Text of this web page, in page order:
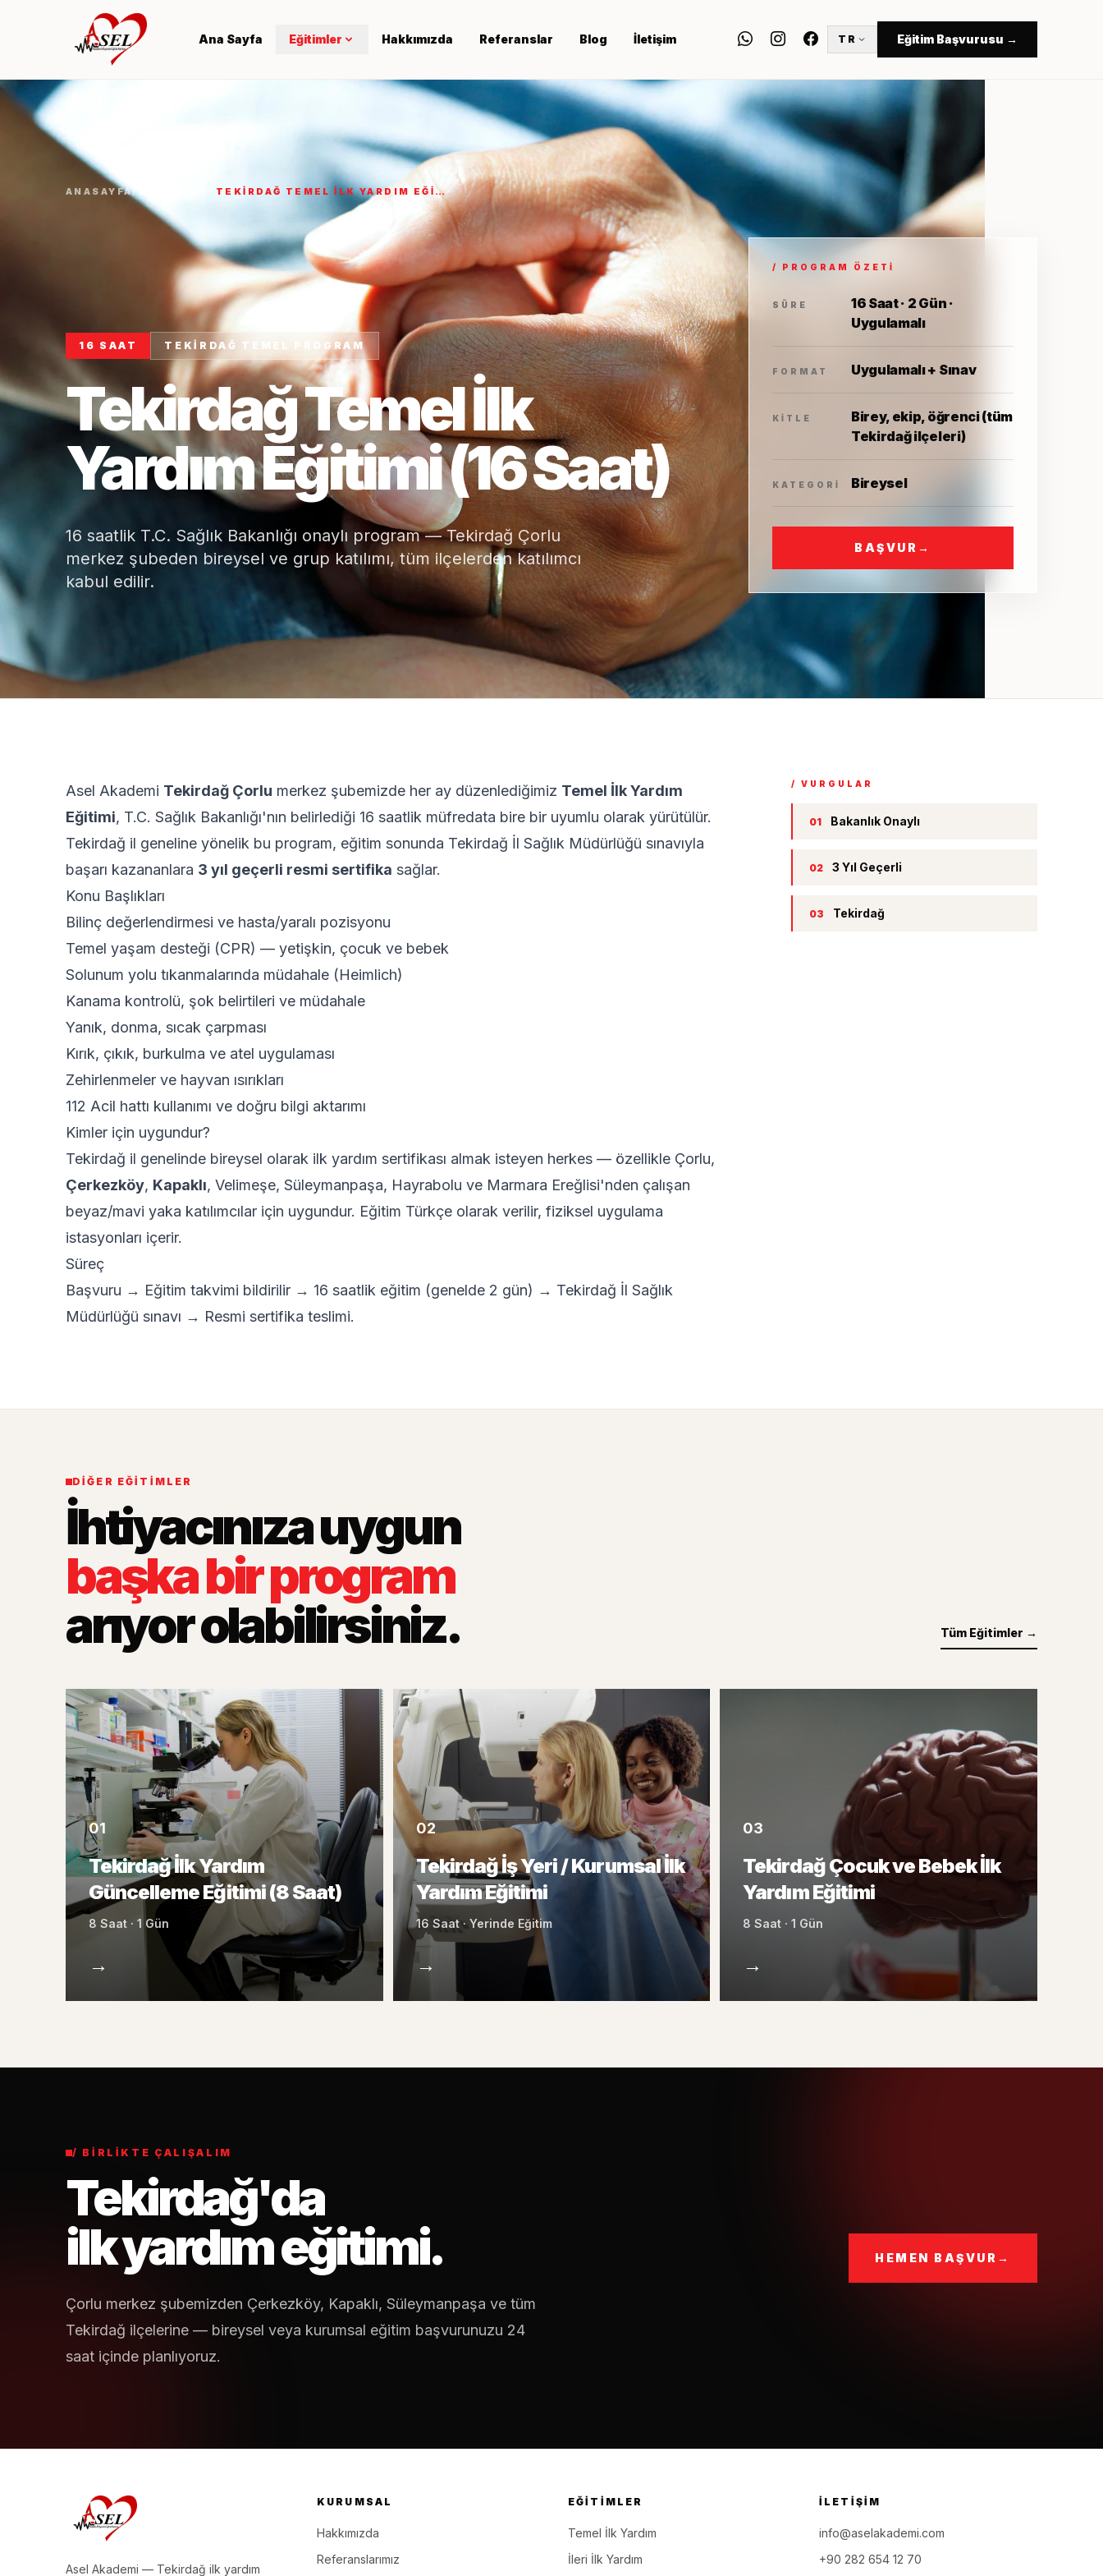
Ana Sayfa Eğitimler
İleri İlk Yardım (Güncelleme)
İş Yeri İlk Yardım →
Çocuk & Bebek İlk Yardım
Yangın Güvenliği →
AED Kullanım Eğitimi →
Hakkımızda Referanslar Blog İletişim TR Eğitim Başvurusu →
ANASAYFA/EĞITIMLER TEKIRDAĞ TEMEL İLK YARDIM EĞI…
16 SAAT TEKIRDAĞ TEMEL PROGRAM
Tekirdağ Temel İlk
Yardım Eğitimi (16 Saat)
16 saatlik T.C. Sağlık Bakanlığı onaylı program — Tekirdağ Çorlu
merkez şubeden bireysel ve grup katılımı, tüm ilçelerden katılımcı
kabul edilir.
/ PROGRAM ÖZETI
SÜRE
16 Saat · 2 Gün ·
Uygulamalı
FORMAT Uygulamalı + Sınav
KITLE
Birey, ekip, öğrenci (tüm
Tekirdağ ilçeleri)
KATEGORI Bireysel
BAŞVUR →
Asel Akademi Tekirdağ Çorlu merkez şubemizde her ay düzenlediğimiz Temel İlk Yardım
Eğitimi, T.C. Sağlık Bakanlığı'nın belirlediği 16 saatlik müfredata bire bir uyumlu olarak yürütülür.
Tekirdağ il geneline yönelik bu program, eğitim sonunda Tekirdağ İl Sağlık Müdürlüğü sınavıyla
başarı kazananlara 3 yıl geçerli resmi sertifika sağlar.
Konu Başlıkları
Bilinç değerlendirmesi ve hasta/yaralı pozisyonu
Temel yaşam desteği (CPR) — yetişkin, çocuk ve bebek
Solunum yolu tıkanmalarında müdahale (Heimlich)
Kanama kontrolü, şok belirtileri ve müdahale
Yanık, donma, sıcak çarpması
Kırık, çıkık, burkulma ve atel uygulaması
Zehirlenmeler ve hayvan ısırıkları
112 Acil hattı kullanımı ve doğru bilgi aktarımı
Kimler için uygundur?
Tekirdağ il genelinde bireysel olarak ilk yardım sertifikası almak isteyen herkes — özellikle Çorlu,
Çerkezköy, Kapaklı, Velimeşe, Süleymanpaşa, Hayrabolu ve Marmara Ereğlisi'nden çalışan
beyaz/mavi yaka katılımcılar için uygundur. Eğitim Türkçe olarak verilir, fiziksel uygulama
istasyonları içerir.
Süreç
Başvuru → Eğitim takvimi bildirilir → 16 saatlik eğitim (genelde 2 gün) → Tekirdağ İl Sağlık
Müdürlüğü sınavı → Resmi sertifika teslimi.
/ VURGULAR
01 Bakanlık Onaylı
02 3 Yıl Geçerli
03 Tekirdağ
DIĞER EĞITIMLER
İhtiyacınıza uygun
başka bir program
arıyor olabilirsiniz.
Tüm Eğitimler →
01
Tekirdağ İlk Yardım
Güncelleme Eğitimi (8 Saat)
8 Saat · 1 Gün
→
02
Tekirdağ İş Yeri / Kurumsal İlk
Yardım Eğitimi
16 Saat · Yerinde Eğitim
→
03
Tekirdağ Çocuk ve Bebek İlk
Yardım Eğitimi
8 Saat · 1 Gün
→
/ BIRLIKTE ÇALIŞALIM
Tekirdağ'da
ilk yardım eğitimi.
Çorlu merkez şubemizden Çerkezköy, Kapaklı, Süleymanpaşa ve tüm
Tekirdağ ilçelerine — bireysel veya kurumsal eğitim başvurunuzu 24
saat içinde planlıyoruz.
HEMEN BAŞVUR →
Asel Akademi — Tekirdağ ilk yardım
KURUMSAL
Hakkımızda
Referanslarımız
EĞITIMLER
Temel İlk Yardım
İleri İlk Yardım
İLETIŞIM
info@aselakademi.com
+90 282 654 12 70